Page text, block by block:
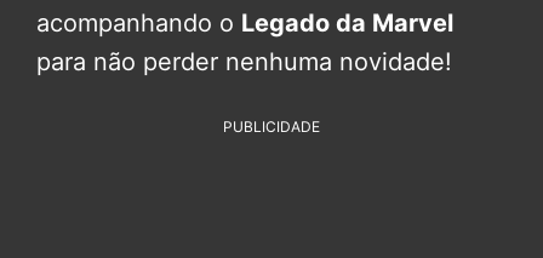
acompanhando o Legado da Marvel
para não perder nenhuma novidade!
PUBLICIDADE